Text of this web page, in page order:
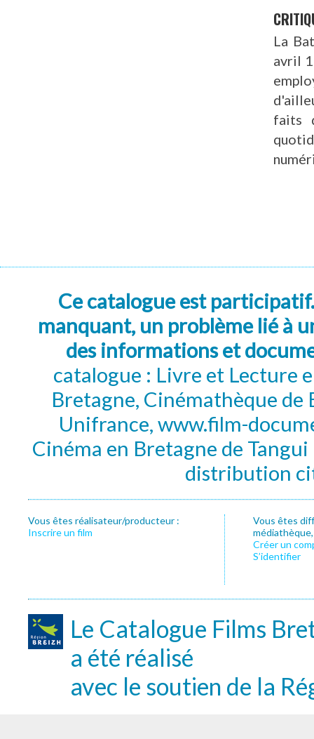
La
avril
faits
Ce catalogue est
manquant, un problème lié à
des informations et
catalogue : Livre et Lecture
Bretagne, Cinémathèque de
Unifrance, www.film-
Cinéma en Bretagne de
distribution
Vous êtes réalisateur/producteur :
Inscrire un film
Vous êtes
Créer un
S’identifier
Le Catalogue Films
a été réalisé
avec le soutien de la